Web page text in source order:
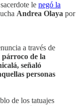
le negó la
Andrea Olaya por
a través de
párroco de la
señaló
personas
de los tatuajes